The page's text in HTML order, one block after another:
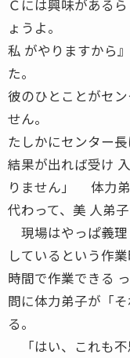
Ｃには興味がある
ょうよ。
私 がやりますから
た。
彼のひとことがセ
せん。
たしかにセンター
結果が出れば受け
りません」 体力弟
代わって、美 人弟子
現場はやっぱ義
しているという作
時間で作業できる
問に体力弟子が「
る。
「はい、これも不